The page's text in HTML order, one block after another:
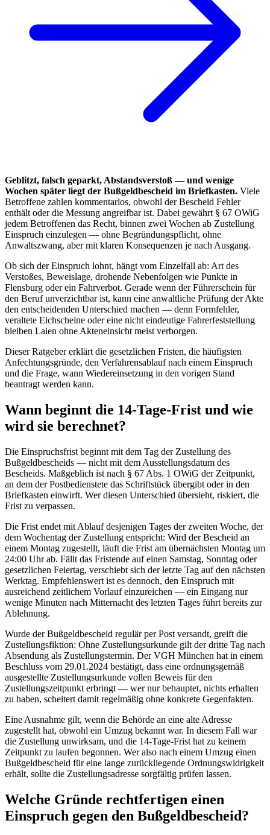
Geblitzt, falsch geparkt, Abstandsverstoß — und wenige
Wochen später liegt der Bußgeldbescheid im Briefkasten. Viele
Betroffene zahlen kommentarlos, obwohl der Bescheid Fehler
enthält oder die Messung angreifbar ist. Dabei gewährt § 67 OWiG
jedem Betroffenen das Recht, binnen zwei Wochen ab Zustellung
Einspruch einzulegen — ohne Begründungspflicht, ohne
Anwaltszwang, aber mit klaren Konsequenzen je nach Ausgang.
Ob sich der Einspruch lohnt, hängt vom Einzelfall ab: Art des
Verstoßes, Beweislage, drohende Nebenfolgen wie Punkte in
Flensburg oder ein Fahrverbot. Gerade wenn der Führerschein für
den Beruf unverzichtbar ist, kann eine anwaltliche Prüfung der Akte
den entscheidenden Unterschied machen — denn Formfehler,
veraltete Eichscheine oder eine nicht eindeutige Fahrerfeststellung
bleiben Laien ohne Akteneinsicht meist verborgen.
Dieser Ratgeber erklärt die gesetzlichen Fristen, die häufigsten
Anfechtungsgründe, den Verfahrensablauf nach einem Einspruch
und die Frage, wann Wiedereinsetzung in den vorigen Stand
beantragt werden kann.
Wann beginnt die 14-Tage-Frist und wie
wird sie berechnet?
Die Einspruchsfrist beginnt mit dem Tag der Zustellung des
Bußgeldbescheids — nicht mit dem Ausstellungsdatum des
Bescheids. Maßgeblich ist nach § 67 Abs. 1 OWiG der Zeitpunkt,
an dem der Postbedienstete das Schriftstück übergibt oder in den
Briefkasten einwirft. Wer diesen Unterschied übersieht, riskiert, die
Frist zu verpassen.
Die Frist endet mit Ablauf desjenigen Tages der zweiten Woche, der
dem Wochentag der Zustellung entspricht: Wird der Bescheid an
einem Montag zugestellt, läuft die Frist am übernächsten Montag um
24:00 Uhr ab. Fällt das Fristende auf einen Samstag, Sonntag oder
gesetzlichen Feiertag, verschiebt sich der letzte Tag auf den nächsten
Werktag. Empfehlenswert ist es dennoch, den Einspruch mit
ausreichend zeitlichem Vorlauf einzureichen — ein Eingang nur
wenige Minuten nach Mitternacht des letzten Tages führt bereits zur
Ablehnung.
Wurde der Bußgeldbescheid regulär per Post versandt, greift die
Zustellungsfiktion: Ohne Zustellungsurkunde gilt der dritte Tag nach
Absendung als Zustellungstermin. Der VGH München hat in einem
Beschluss vom 29.01.2024 bestätigt, dass eine ordnungsgemäß
ausgestellte Zustellungsurkunde vollen Beweis für den
Zustellungszeitpunkt erbringt — wer nur behauptet, nichts erhalten
zu haben, scheitert damit regelmäßig ohne konkrete Gegenfakten.
Eine Ausnahme gilt, wenn die Behörde an eine alte Adresse
zugestellt hat, obwohl ein Umzug bekannt war. In diesem Fall war
die Zustellung unwirksam, und die 14-Tage-Frist hat zu keinem
Zeitpunkt zu laufen begonnen. Wer also nach einem Umzug einen
Bußgeldbescheid für eine lange zurückliegende Ordnungswidrigkeit
erhält, sollte die Zustellungsadresse sorgfältig prüfen lassen.
Welche Gründe rechtfertigen einen
Einspruch gegen den Bußgeldbescheid?